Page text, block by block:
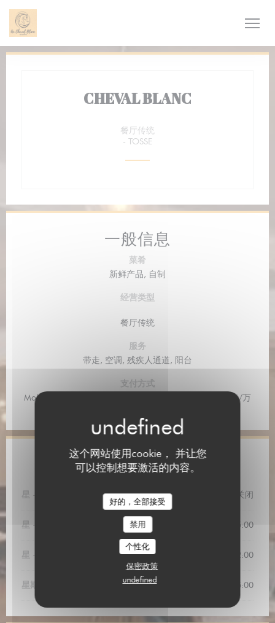
这个网站使用cookie， 并让您
可以控制想要激活的内容。
好的，全部接受
禁用
个性化
保密政策
undefined
CHEVAL BLANC
餐厅传统
- TOSSE
一般信息
菜肴
新鲜产品, 自制
经营类型
餐厅传统
服务
带走, 空调, 残疾人通道, 阳台
支付方式
Mobile payment, Paiement Sans联系人, 餐厅门票, 欧洲卡/万
营业时间
星 - 关闭
星 - 10:00 - 15:00
星 - 10:00 - 15:00 18:30 - 22:00
星期日 10:00 - 15:00